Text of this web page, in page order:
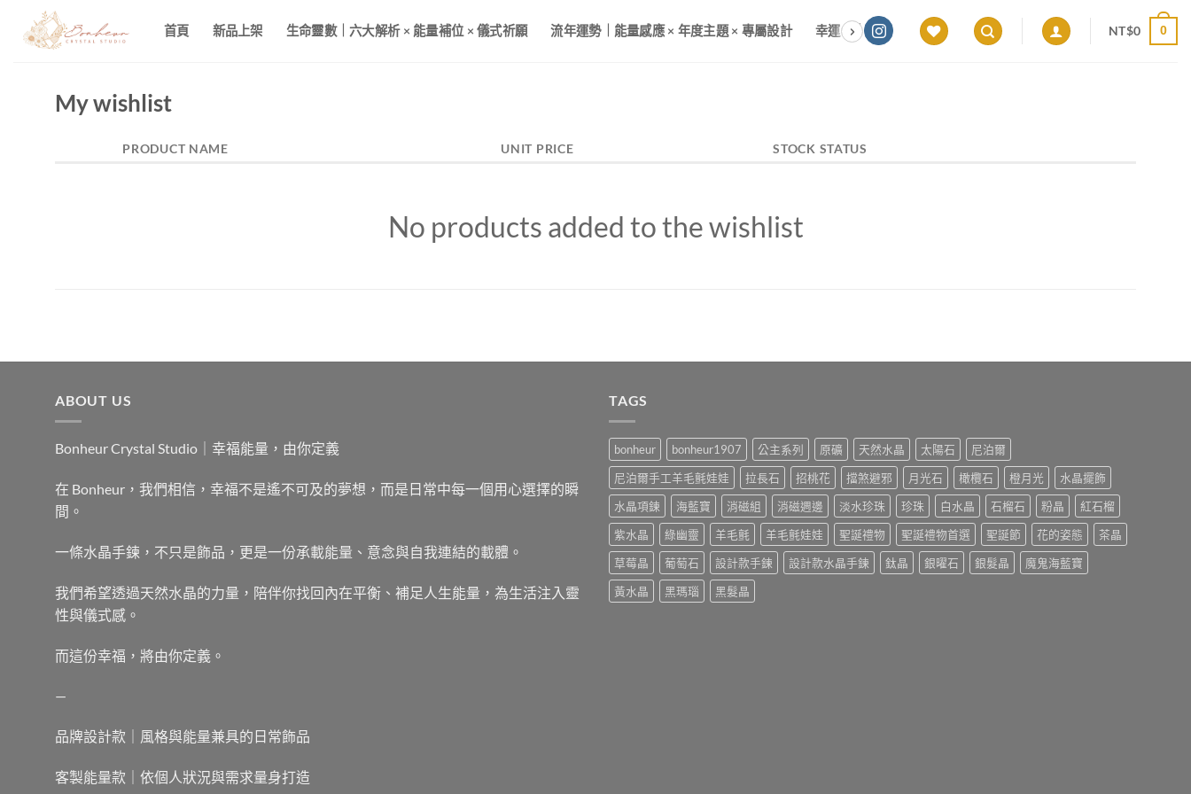
首頁 新品上架 生命靈數｜六大解析 × 能量補位 × 儀式祈願 流年運勢｜能量感應 × 年度主題 × 專屬設計 幸運色｜能量感應 × 色彩頻率 × 專屬設計 願望顯化｜意圖啟動
NT$0 0
My wishlist
PRODUCT NAME UNIT PRICE STOCK STATUS
No products added to the wishlist
ABOUT US
Bonheur Crystal Studio｜幸福能量，由你定義
在 Bonheur，我們相信，幸福不是遙不可及的夢想，而是日常中每一個用心選擇的瞬
間。
一條水晶手鍊，不只是飾品，更是一份承載能量、意念與自我連結的載體。
我們希望透過天然水晶的力量，陪伴你找回內在平衡、補足人生能量，為生活注入靈
性與儀式感。
而這份幸福，將由你定義。
—
品牌設計款｜風格與能量兼具的日常飾品
客製能量款｜依個人狀況與需求量身打造
TAGS
bonheur bonheur1907 公主系列 原礦 天然水晶 太陽石
尼泊爾
尼泊爾手工羊毛氈娃娃
拉長石 招桃花 擋煞避邪 月光石 橄欖石 橙月光
水晶擺飾
水晶項鍊
海藍寶 消磁組 消磁週邊 淡水珍珠 珍珠 白水晶 石榴石 粉晶
紅石榴
紫水晶
綠幽靈 羊毛氈 羊毛氈娃娃 聖誕禮物 聖誕禮物首選 聖誕節 花的姿態
茶晶
草莓晶
葡萄石 設計款手鍊 設計款水晶手鍊 鈦晶 銀曜石 銀髮晶
魔鬼海藍寶
黃水晶
黑瑪瑙 黑髮晶